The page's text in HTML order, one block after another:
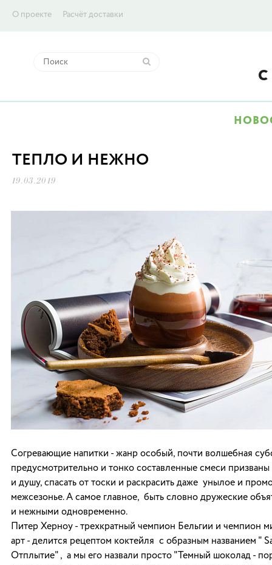
О проекте Расчёт доставки
ТЕПЛО И НЕЖНО
19.03.2019
Согревающие напитки - жанр особый, почти волшебная
предусмотрительно и тонко составленные смеси призваны
и душу, спасать от тоски и раскрасить даже унылое и
межсезонье. А самое главное, быть словно дружеские
и нежными одновременно.
Питер Херноу - трехкратный чемпион Бельгии и чемпион
арт - делится рецептом коктейля с образным названием "
Отплытие" , а мы его назвали просто "Темный шоколад -